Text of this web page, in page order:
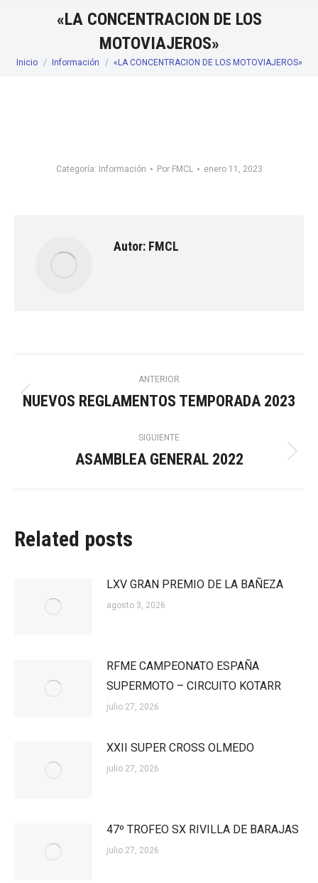
«LA CONCENTRACION DE LOS
MOTOVIAJEROS»
Estás aquí:
Inicio Información «LA CONCENTRACION DE LOS MOTOVIAJEROS»
Categoría: Información Por FMCL enero 11, 2023
Autor: FMCL
Navegación
entre
publicaciones
ANTERIOR
Publicación
NUEVOS REGLAMENTOS TEMPORADA 2023
SIGUIENTE
Publicación
ASAMBLEA GENERAL 2022
Related posts
LXV GRAN PREMIO DE LA BAÑEZA
agosto 3, 2026
RFME CAMPEONATO ESPAÑA
SUPERMOTO – CIRCUITO KOTARR
julio 27, 2026
XXII SUPER CROSS OLMEDO
julio 27, 2026
47º TROFEO SX RIVILLA DE BARAJAS
julio 27, 2026